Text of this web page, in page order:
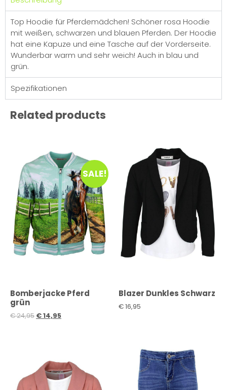
Top Hoodie für Pferdemädchen! Schöner rosa Hoodie
mit weißen, schwarzen und blauen Pferden. Der Hoodie
hat eine Kapuze und eine Tasche auf der Vorderseite.
Wunderbar warm und sehr weich! Auch in blau und
grün.
Spezifikationen
Related products
SALE!
Bomberjacke Pferd
grün
€24,95 €14,95
Blazer Dunkles Schwarz
€16,95